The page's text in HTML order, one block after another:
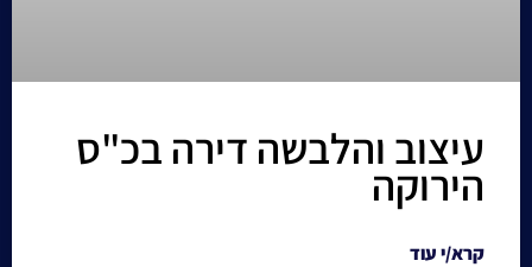
עיצוב והלבשה דירה בכ"ס
הירוקה
קרא/י עוד